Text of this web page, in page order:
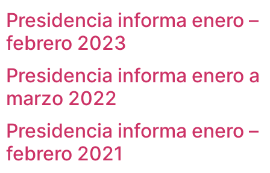
Presidencia informa enero –
febrero 2023
Presidencia informa enero a
marzo 2022
Presidencia informa enero –
febrero 2021